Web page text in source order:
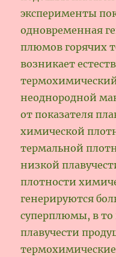
эксперименты
одновременная
плюмов горячих
возникает
неоднородной
от показателя
химической
термальной
низкой
плотности
генерируются
суперплюмы, в то
плавучести